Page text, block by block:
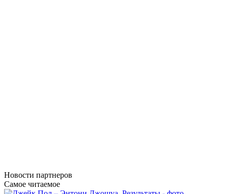
Новости партнеров
Самое читаемое